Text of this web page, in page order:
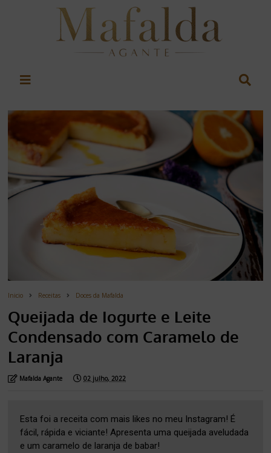
Inicio Receitas Doces da Mafalda
Queijada de Iogurte e Leite
Condensado com Caramelo de
Laranja
Mafalda Agante 02 julho, 2022
Esta foi a receita com mais likes no meu Instagram! É
fácil, rápida e viciante! Apresenta uma queijada aveludada
e um caramelo de laranja de babar!